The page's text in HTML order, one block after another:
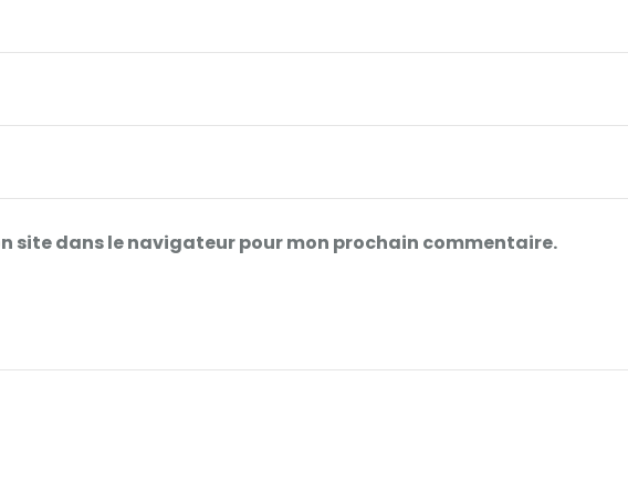
site dans le navigateur pour mon prochain commentaire.